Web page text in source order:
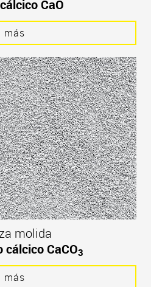
CaO
más
molida
cálcico CaCO3
más